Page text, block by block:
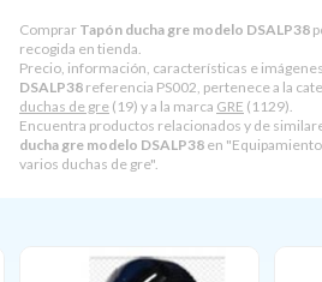
Comprar Tapón ducha gre modelo DSALP38
recogida en tienda.
Precio, información, características e
DSALP38 referencia PS002, pertenece a la
duchas de gre (19) y a la marca GRE (1129).
Encuentra productos relacionados y de
ducha gre modelo DSALP38 en
varios duchas de gre".